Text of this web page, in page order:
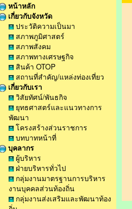
หน้าหลัก
เกี่ยวกับจังหวัด
ประวัติความเป็นมา
สภาพภูมิศาสตร์
สภาพสังคม
สภาพทางเศรษฐกิจ
สินค้า OTOP
สถานที่สำคัญ/แหล่งท่องเที่ยว
เกี่ยวกับเรา
วิสัยทัศน์/พันธกิจ
ยุทธศาสตร์และแนวทางการ
พัฒนา
โครงสร้างส่วนราชการ
บทบาทหน้าที่
บุคลากร
ผู้บริหาร
ฝ่ายบริหารทั่วไป
กลุ่มงานมาตรฐานการบริหาร
งานบุคคลส่วนท้องถิ่น
กลุ่มงานส่งเสริมและพัฒนาท้อง